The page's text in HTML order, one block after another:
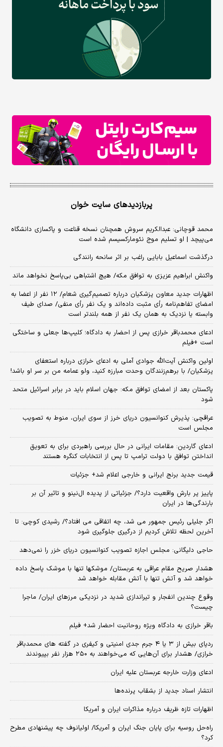
پربازدیدهای سایت خوان
محمد قوچانی: عبدالکریم سروش همچنان نسخه قناعت و پاکسازی دانشگاه
می‌پیچد | او تسلیم موج نئومارکسیسم شده است
درگذشت اسماعیل بابایی راغب بر اثر سانحه رانندگی
واکنش ابراهیم عزیزی به توافق مکه/ هیچ اشتباهی بی‌پاسخ نخواهد ماند
اظهارات جدید معاون پزشکیان درباره تصمیم‌گیری شعام/ ۱۲ نفر از اعضا به
امضای تفاهم‌نامه رأی مثبت داده‌اند و یک نفر رأی منفی/ صدای طیف
وابسته یا نزدیک به همان یک نفر از همه بلندتر است
ادعای محمدباقر خرازی پس از احضار به دادگاه؛ کلیپ‌ها جعلی و ساختگی
است +فیلم
اولین واکنش آیت‌الله جوادی آملی به ادعای خرازی درباره استعفای
پزشکیان/ با برهم‌زنندگان وحدت مبارزه کنید، ولو عمامه من بر سر او باشد!
پاکستان بعد از امضای توافق مکه: جهان اسلام باید در برابر اسرائیل متحد
شود
عراقچی: پذیرش کنوانسیون دریای خرز از سوی ایران، منوط به تصویب
مجلس است
ادعای گاردین: مقامات ایرانی در حال بررسی راهبردی برای به تعویق
انداختن توافق با دولت ترامپ تا پس از انتخابات کنگره هستند
قیمت جدید برنج ایرانی و خارجی اعلام شد+ جزئیات
پاییز پر بارش واقعیت دارد؟/ جزئیاتی از پدیده ال‌نینو و تاثیر آن بر
بارندگی‌ها در ایران
اگر جلیلی رئیس جمهور می شد، چه اتفاقی می افتاد؟/ رشیدی کوچی: تا
آخرین لحظه تلاش کردیم از درگیری جلوگیری شود
حاجی دلیگانی: مجلس اجازه تصویب کنوانسیون دریای خزر را نمی‌دهد
هشدار صریح مقام عراقی به عربستان/ موشکها تنها با موشک پاسخ داده
خواهد شد و آتش تنها با آتش مقابله خواهد شد
وقوع چندین انفجار و تیراندازی شدید در نزدیکی مرز‌های ایران/ ماجرا
چیست؟
باقر خرازی به دادگاه ویژه روحانیت احضار شد+ فیلم
ردپای بیش از ۳ یا ۴ جرم جدی امنیتی و کیفری در گفته های محمدباقر
خرازی/ هشدار برای آن‌هایی که می‌خواهند به ۲۵۰ هزار نفر بپیوندند
ادعای وزارت خارجه عربستان علیه ایران
انتشار اسناد جدید از بشقاب پرنده‌ها
اظهارات تازه ظریف درباره مذاکرات ایران و آمریکا
راه‌حل روسیه برای پایان جنگ ایران و آمریکا/ اولیانوف چه پیشنهادی مطرح
کرد؟